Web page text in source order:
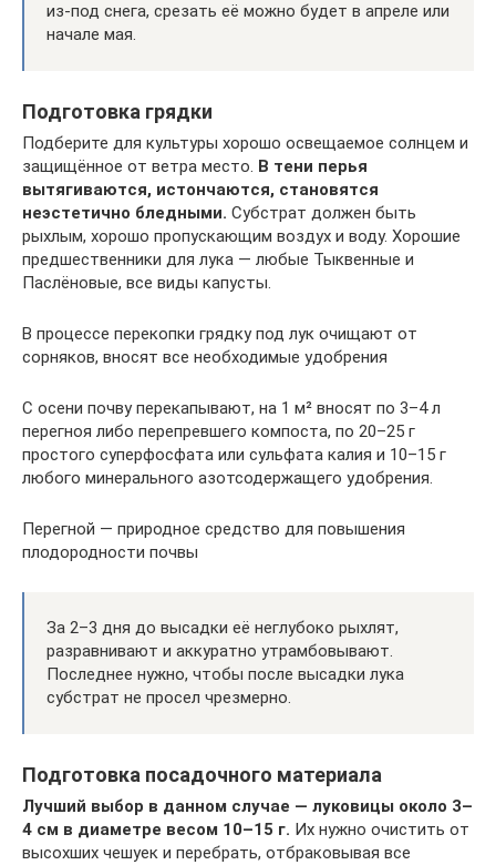
из-под снега, срезать её можно будет в апреле или
начале мая.
Подготовка грядки
Подберите для культуры хорошо освещаемое солнцем и
защищённое от ветра место. В тени перья
вытягиваются, истончаются, становятся
неэстетично бледными. Субстрат должен быть
рыхлым, хорошо пропускающим воздух и воду. Хорошие
предшественники для лука — любые Тыквенные и
Паслёновые, все виды капусты.
В процессе перекопки грядку под лук очищают от
сорняков, вносят все необходимые удобрения
С осени почву перекапывают, на 1 м² вносят по 3–4 л
перегноя либо перепревшего компоста, по 20–25 г
простого суперфосфата или сульфата калия и 10–15 г
любого минерального азотсодержащего удобрения.
Перегной — природное средство для повышения
плодородности почвы
За 2–3 дня до высадки её неглубоко рыхлят,
разравнивают и аккуратно утрамбовывают.
Последнее нужно, чтобы после высадки лука
субстрат не просел чрезмерно.
Подготовка посадочного материала
Лучший выбор в данном случае — луковицы около 3–
4 см в диаметре весом 10–15 г. Их нужно очистить от
высохших чешуек и перебрать, отбраковывая все